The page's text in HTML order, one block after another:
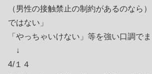
（男性の接触禁止の制約があるのなら
ではない」
「やっちゃいけない」等を強い口調で
↓
4/１４